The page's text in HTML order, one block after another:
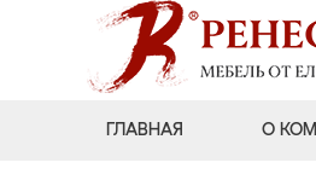
ГЛАВНАЯ О